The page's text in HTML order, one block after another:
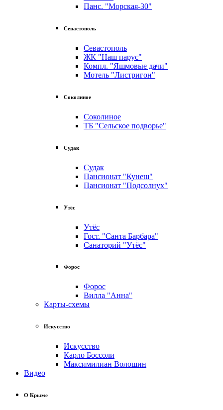
Панс. "Морская-30"
Севастополь
Севастополь
ЖК "Наш парус"
Компл. "Яшмовые дачи"
Мотель "Листригон"
Соколиное
Соколиное
ТБ "Сельское подворье"
Судак
Судак
Пансионат "Кунеш"
Пансионат "Подсолнух"
Утёс
Утёс
Гост. "Санта Барбара"
Санаторий "Утёс"
Форос
Форос
Вилла "Анна"
Карты-схемы
Искусство
Искусство
Карло Боссоли
Максимилиан Волошин
Видео
О Крыме